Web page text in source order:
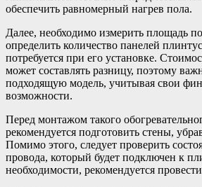
обеспечить равномерный нагрев пола.
Далее, необходимо измерить площадь
определить количество панелей
потребуется при его установке.
может составлять разницу, поэтому
подходящую модель, учитывая свои
возможности.
Перед монтажом такого
рекомендуется подготовить стены,
Помимо этого, следует проверить
провода, который будет подключен к
необходимости, рекомендуется